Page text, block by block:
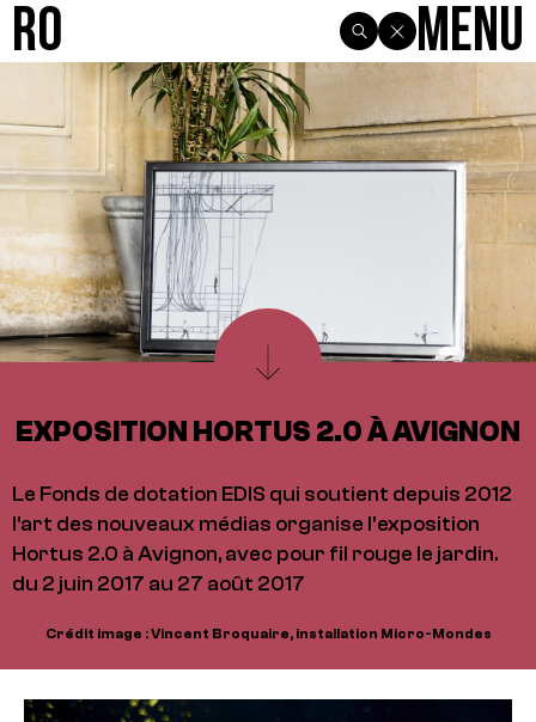
R0 Menu
EXPOSITION HORTUS 2.0 À AVIGNON
Le Fonds de dotation EDIS qui soutient depuis 2012
l'art des nouveaux médias organise l'exposition
Hortus 2.0 à Avignon, avec pour fil rouge le jardin.
du 2 juin 2017 au 27 août 2017
Crédit image : Vincent Broquaire, installation Micro-Mondes